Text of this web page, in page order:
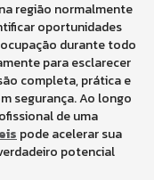
região normalmente
oportunidades
durante todo
para esclarecer
completa, prática e
segurança. Ao longo
de uma
pode acelerar sua
potencial